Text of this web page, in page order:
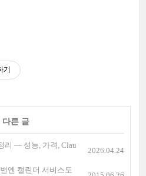
기
다른 글
리 — 성능, 가격, Clau
2026.04.24
엔 캘린더 서비스도